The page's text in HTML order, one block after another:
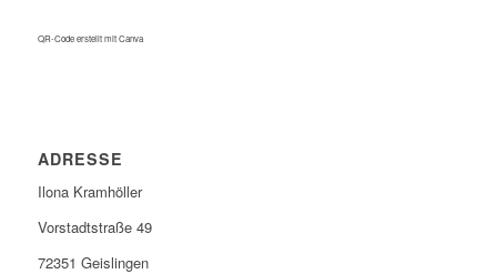
QR-Code erstellt mit Canva
ADRESSE
Ilona Kramhöller
Vorstadtstraße 49
72351 Geislingen